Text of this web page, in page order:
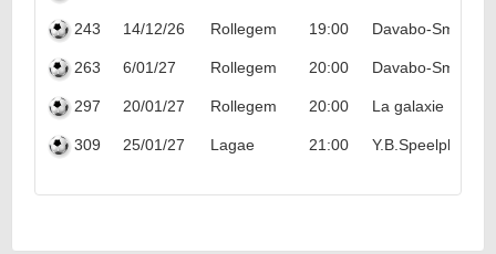
243 14/12/26 Rollegem 19:00 Davabo-Smooth
263 6/01/27 Rollegem 20:00 Davabo-Smooth
297 20/01/27 Rollegem 20:00 La galaxie
309 25/01/27 Lagae 21:00 Y.B.Speelplaneet